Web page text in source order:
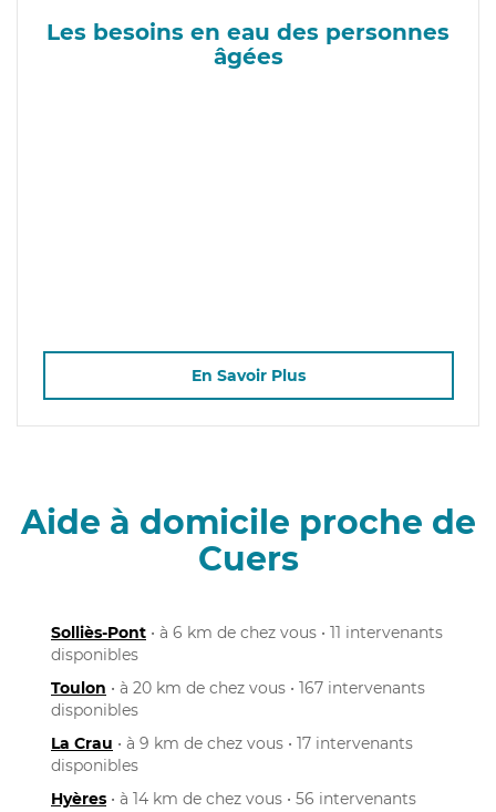
Les besoins en eau des personnes
âgées
En Savoir Plus
Aide à domicile proche de
Cuers
Solliès-Pont • à 6 km de chez vous • 11 intervenants
disponibles
Toulon • à 20 km de chez vous • 167 intervenants
disponibles
La Crau • à 9 km de chez vous • 17 intervenants
disponibles
Hyères • à 14 km de chez vous • 56 intervenants